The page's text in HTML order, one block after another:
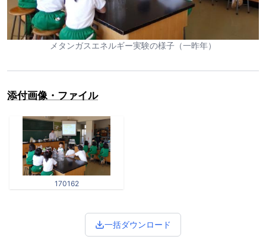
メタンガスエネルギー実験の様子（一昨年）
添付画像・ファイル
170162
一括ダウンロード